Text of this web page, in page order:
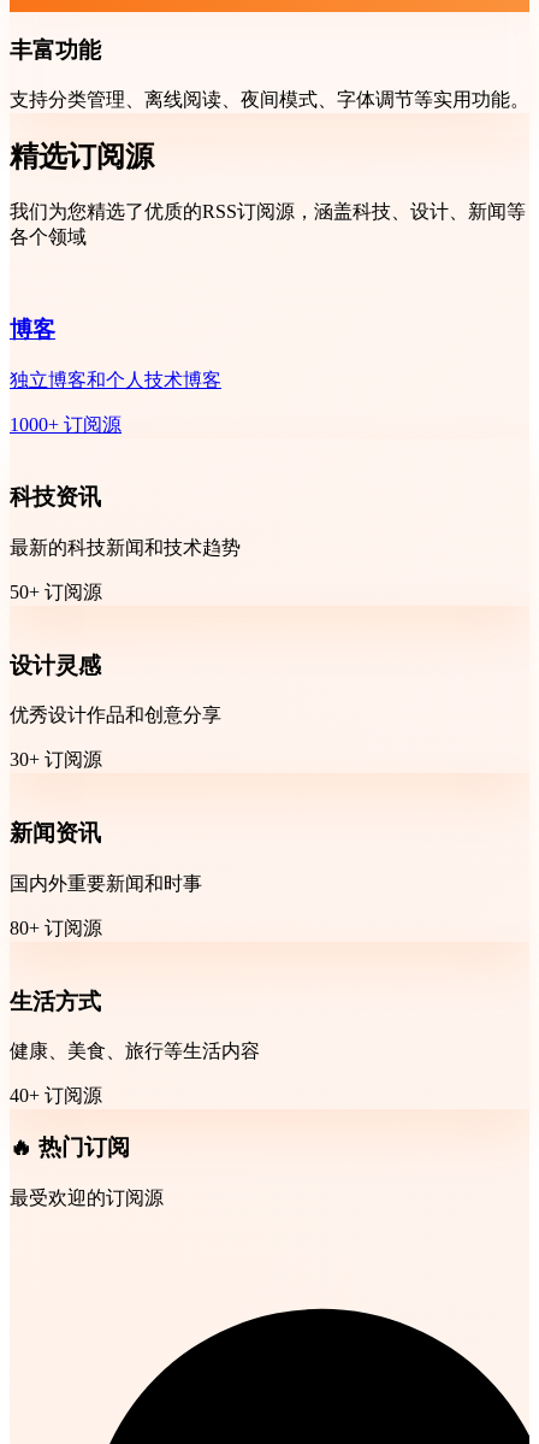
丰富功能
支持分类管理、离线阅读、夜间模式、字体调节等实用功能。
精选订阅源
我们为您精选了优质的RSS订阅源，涵盖科技、设计、新闻等
各个领域
博客
独立博客和个人技术博客
1000+ 订阅源
科技资讯
最新的科技新闻和技术趋势
50+ 订阅源
设计灵感
优秀设计作品和创意分享
30+ 订阅源
新闻资讯
国内外重要新闻和时事
80+ 订阅源
生活方式
健康、美食、旅行等生活内容
40+ 订阅源
🔥 热门订阅
最受欢迎的订阅源